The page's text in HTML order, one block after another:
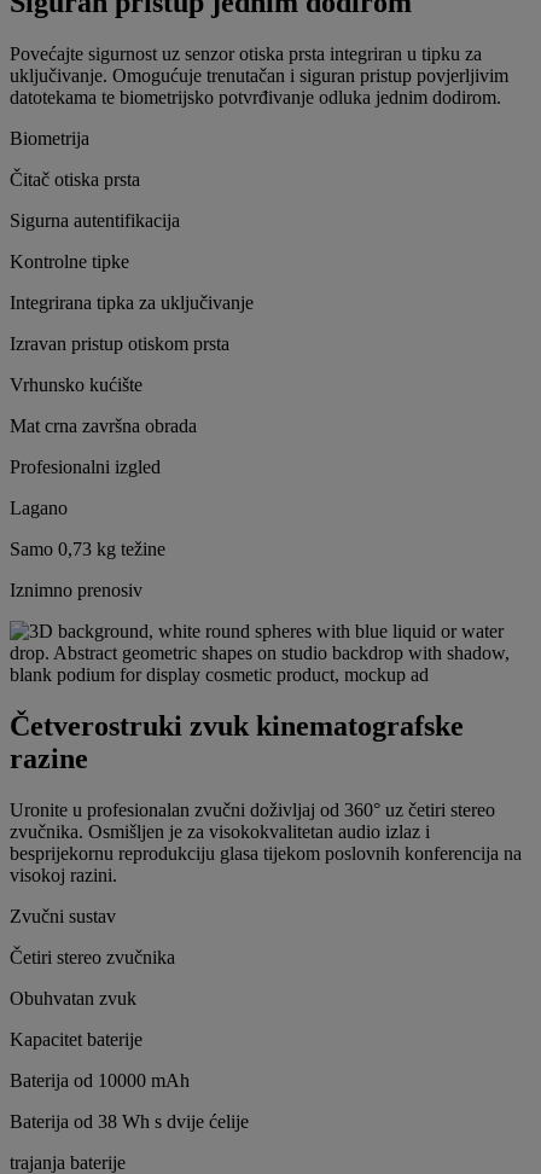
Povećajte sigurnost uz senzor otiska prsta integriran u tipku za
uključivanje. Omogućuje trenutačan i siguran pristup povjerljivim
datotekama te biometrijsko potvrđivanje odluka jednim dodirom.
Biometrija
Čitač otiska prsta
Sigurna autentifikacija
Kontrolne tipke
Integrirana tipka za uključivanje
Izravan pristup otiskom prsta
Vrhunsko kućište
Mat crna završna obrada
Profesionalni izgled
Lagano
Samo 0,73 kg težine
Iznimno prenosiv
Četverostruki zvuk kinematografske
razine
Uronite u profesionalan zvučni doživljaj od 360° uz četiri stereo
zvučnika. Osmišljen je za visokokvalitetan audio izlaz i
besprijekornu reprodukciju glasa tijekom poslovnih konferencija na
visokoj razini.
Zvučni sustav
Četiri stereo zvučnika
Obuhvatan zvuk
Kapacitet baterije
Baterija od 10000 mAh
Baterija od 38 Wh s dvije ćelije
trajanja baterije